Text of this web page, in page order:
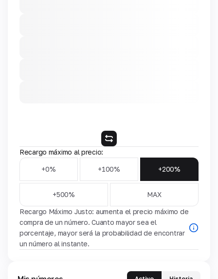
Recargo máximo al precio:
+0% +100% +200%
+500% MAX
Recargo Máximo Justo: aumenta el precio máximo de
compra de un número. Cuanto mayor sea el
porcentaje, mayor será la probabilidad de encontrar
un número al instante.